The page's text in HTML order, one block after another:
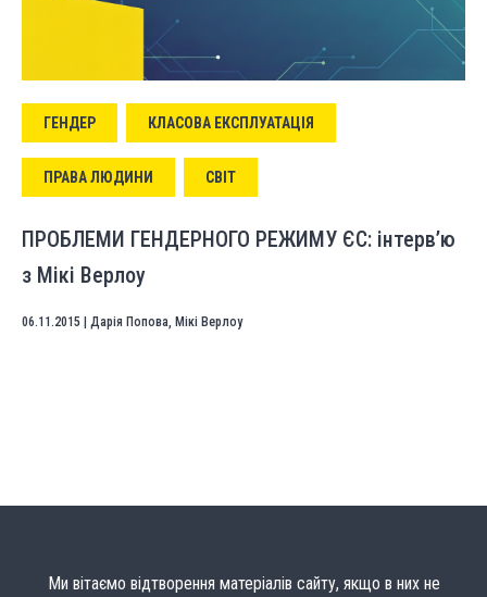
ГЕНДЕР КЛАСОВА ЕКСПЛУАТАЦІЯ
ПРАВА ЛЮДИНИ СВІТ
ПРОБЛЕМИ ГЕНДЕРНОГО РЕЖИМУ ЄС: інтерв’ю
з Мікі Верлоу
06.11.2015 Дарія Попова, Мікі Верлоу
Ми вітаємо відтворення матеріалів сайту, якщо в них не